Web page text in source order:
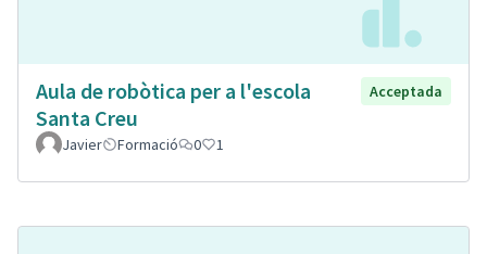
Aula de robòtica per a l'escola
Santa Creu
Acceptada
Javier Formació 0 1